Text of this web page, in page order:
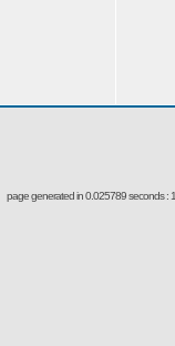
page generated in 0.025789 seconds :